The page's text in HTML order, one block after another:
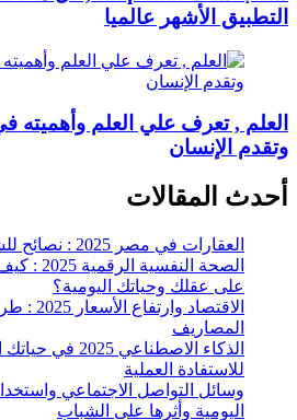
التطبيق الأشهر عالميا
العلم , تعرف علي العلم وأهميته
وتقدم الإنسان
أحدث المقالات
العقارات في مصر 2025 : نصائح للشراء والاستثمار الذكي
الصحة
على عقلك وحياتك اليومية؟
المصاريف
الذكاء
للاستفادة العملية
وسائل التواصل الاجتماعي
اليومية وأثرها على الشباب